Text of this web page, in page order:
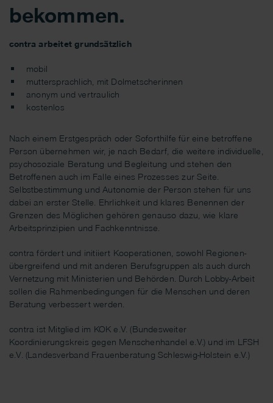
bekommen.
contra arbeitet grundsätzlich
mobil
muttersprachlich, mit Dolmetscherinnen
anonym und vertraulich
kostenlos
Nach einem Erstgespräch oder Soforthilfe für eine betroffene
Person übernehmen wir, je nach Bedarf, die weitere individuelle,
psychosoziale Beratung und Begleitung und stehen den
Betroffenen auch im Falle eines Prozesses zur Seite.
Selbstbestimmung und Autonomie der Person stehen für uns
dabei an erster Stelle. Ehrlichkeit und klares Benennen der
Grenzen des Möglichen gehören genauso dazu, wie klare
Arbeitsprinzipien und Fachkenntnisse.
contra fördert und initiiert Kooperationen, sowohl Regionen-
übergreifend und mit anderen Berufsgruppen als auch durch
Vernetzung mit Ministerien und Behörden. Durch Lobby-Arbeit
sollen die Rahmenbedingungen für die Menschen und deren
Beratung verbessert werden.
contra ist Mitglied im KOK e.V. (Bundesweiter
Koordinierungskreis gegen Menschenhandel e.V.) und im LFSH
e.V. (Landesverband Frauenberatung Schleswig-Holstein e.V.)